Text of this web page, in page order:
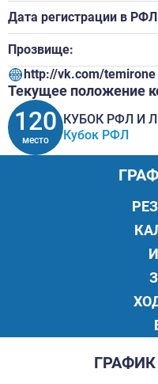
Дата регистрации в
Прозвище:
http://vk.com/temirone
Текущее положение
120
место
КУБОК РФЛ И
Кубок РФЛ
ГРАФИК